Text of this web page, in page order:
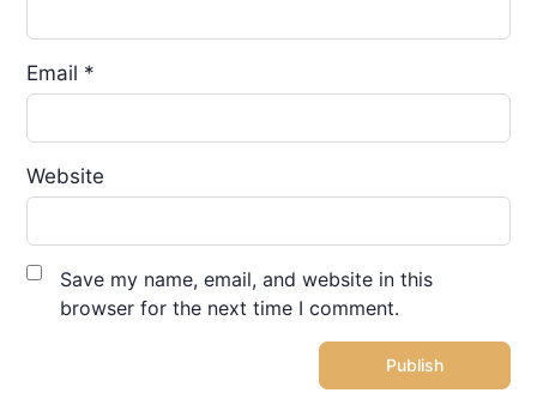
Email *
Website
Save my name, email, and website in this
browser for the next time I comment.